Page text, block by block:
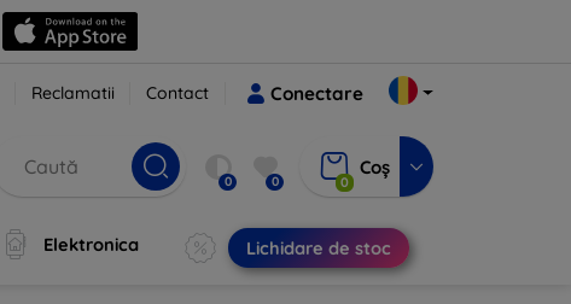
Reclamatii Contact Conectare
0 0 0
Coș
Elektronica Lichidare de stoc